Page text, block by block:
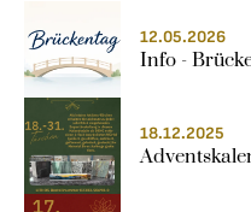
HISTORIE
STELLENANGEBOTE
12.05.2026
Info -
18.12.2025